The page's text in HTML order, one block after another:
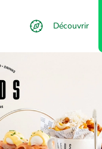
Découvrir